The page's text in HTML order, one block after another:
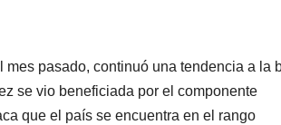
pasado, continuó una tendencia a la
se vio beneficiada por el componente
que el país se encuentra en el rango